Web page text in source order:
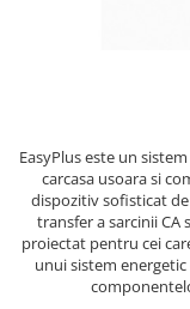
MPPT
PWM
Convertoare de
Sisteme de stocare
EasyPlus este un
carcasa usoara si
dispozitiv sofisticat
transfer a sarcinii CA
proiectat pentru cei
unui sistem